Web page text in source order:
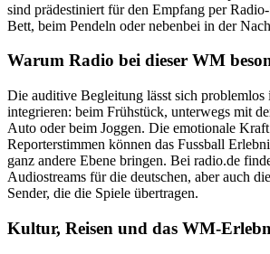
sind prädestiniert für den Empfang per
Bett, beim Pendeln oder nebenbei in der
Warum Radio bei dieser WM
Die auditive Begleitung lässt sich
integrieren: beim Frühstück, unterwegs mit
Auto oder beim Joggen. Die emotionale
Reporterstimmen können das Fussball
ganz andere Ebene bringen. Bei radio.de
Audiostreams für die deutschen, aber auch
Sender, die die Spiele übertragen.
Kultur, Reisen und das WM-